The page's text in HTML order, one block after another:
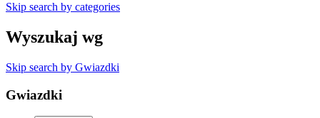
Skip search by categories
Wyszukaj wg
Skip search by Gwiazdki
Gwiazdki